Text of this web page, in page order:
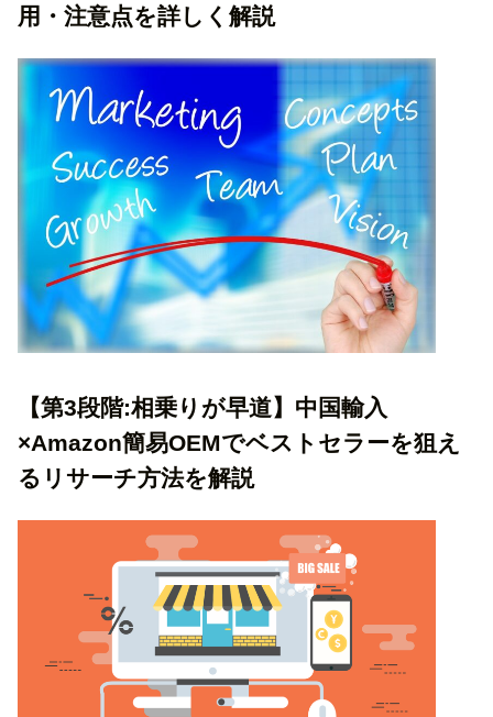
用・注意点を詳しく解説
【第3段階:相乗りが早道】中国輸入
×Amazon簡易OEMでベストセラーを狙え
るリサーチ方法を解説